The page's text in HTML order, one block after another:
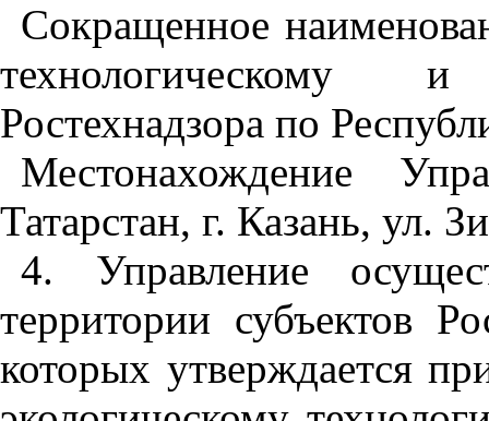
Сокращенное
технологическому
Ростехнадзора по
Местонахождение
Татарстан, г. Казань, ул.
4. Управление
территории субъектов
которых утверждается